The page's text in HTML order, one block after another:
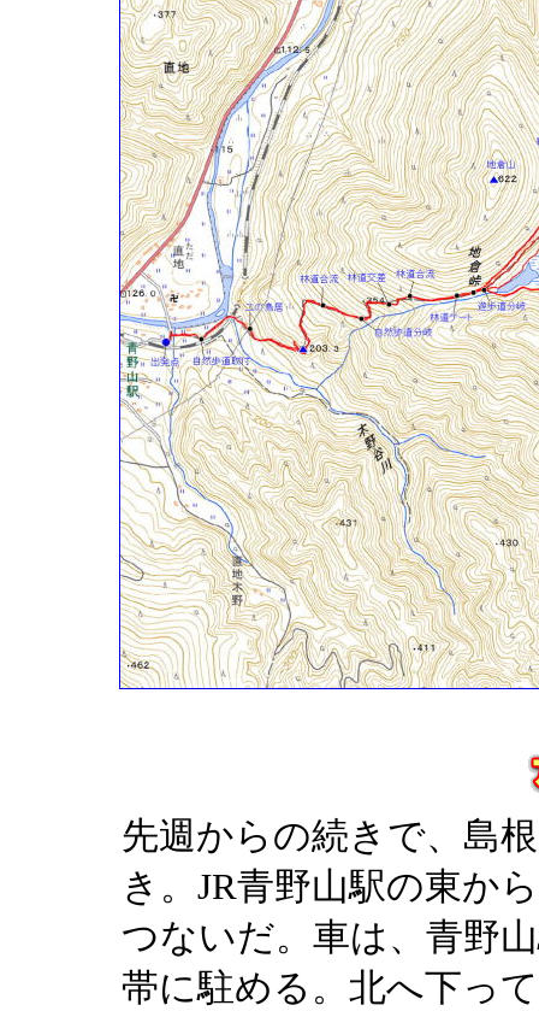
先週からの続きで、島
き。JR青野山駅の東か
つないだ。車は、青野
帯に駐める。北へ下っ